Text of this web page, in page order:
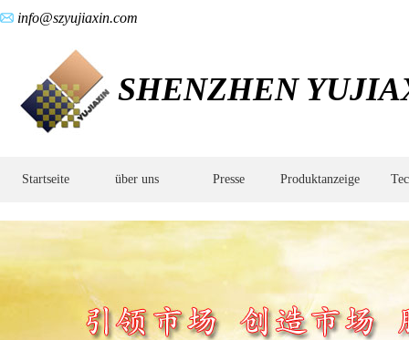
info@szyujiaxin.com
SHENZHEN
Startseite über uns Presse Produktanzeige
aus
legiertem